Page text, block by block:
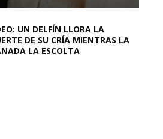
UN DELFÍN LLORA LA
DE SU CRÍA MIENTRAS LA
LA ESCOLTA